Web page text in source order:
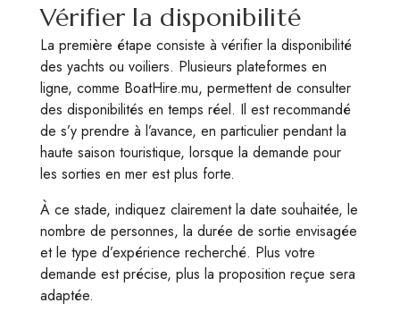
Vérifier la disponibilité
La première étape consiste à vérifier la disponibilité
des yachts ou voiliers. Plusieurs plateformes en
ligne, comme BoatHire.mu, permettent de consulter
des disponibilités en temps réel. Il est recommandé
de s’y prendre à l’avance, en particulier pendant la
haute saison touristique, lorsque la demande pour
les sorties en mer est plus forte.
À ce stade, indiquez clairement la date souhaitée, le
nombre de personnes, la durée de sortie envisagée
et le type d’expérience recherché. Plus votre
demande est précise, plus la proposition reçue sera
adaptée.